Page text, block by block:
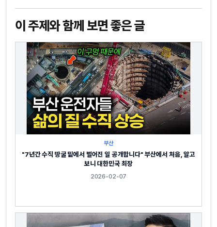
이 주제와 함께 보면 좋은 글
부산
"7년간 수직 땅굴 밑에서 벌어진 일 공개합니다" 부산에서 처음, 알고
보니 대한민국 최장
2026-02-07